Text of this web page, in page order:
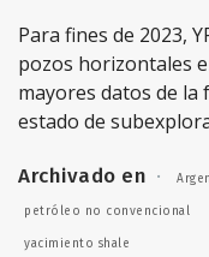
Para fines de 2023,
pozos horizontales
mayores datos de la
estado de
Archivado en ·
petróleo no convencional
yacimiento shale